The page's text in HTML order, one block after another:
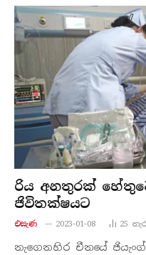
රිය අනතුරක්
ජිවිතක්ෂයට
එසැණ 2023-01-08 25
නැගෙනහිර චීනයේ